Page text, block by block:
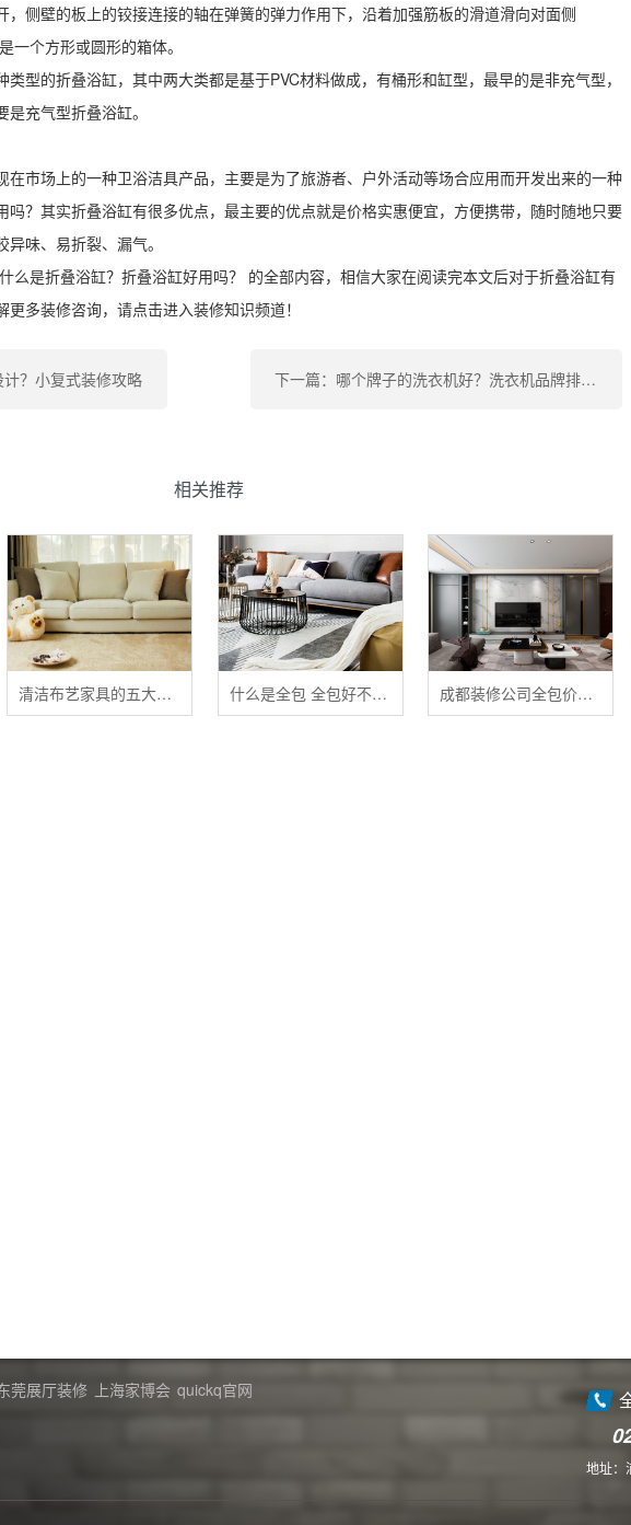
，侧壁的板上的铰接连接的轴在弹簧的弹力作用下，沿着加强筋板的滑道滑向对面侧
一个方形或圆形的箱体。
类型的折叠浴缸，其中两大类都是基于PVC材料做成，有桶形和缸型，最早的是非充气型，
充气型折叠浴缸。
在市场上的一种卫浴洁具产品，主要是为了旅游者、户外活动等场合应用而开发出来的一种
吗？其实折叠浴缸有很多优点，最主要的优点就是价格实惠便宜，方便携带，随时随地只要
味、易折裂、漏气。
么是折叠浴缸？折叠浴缸好用吗？ 的全部内容，相信大家在阅读完本文后对于折叠浴缸有
多装修咨询，请点击进入装修知识频道！
计？小复式装修攻略 下一篇：哪个牌子的洗衣机好？洗衣机品牌排行榜
相关推荐
清洁布艺家具的五大禁忌 什么是全包 全包好不好 全包装修注意事项有哪些 成都装修公司全包价格 成都全包装修多少钱一平
莞展厅装修 上海家博会 quickq官网
地址：